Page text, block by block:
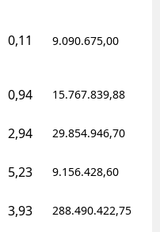
0,11 9.090.675,00
0,94 15.767.839,88
2,94 29.854.946,70
5,23 9.156.428,60
3,93 288.490.422,75